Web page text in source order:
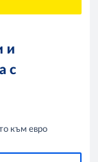
и
с
към евро